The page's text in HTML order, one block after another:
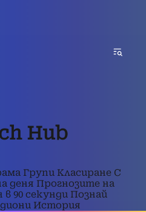
Hub
Групи Класиране С
деня Прогнозите на
90 секунди Познай
История